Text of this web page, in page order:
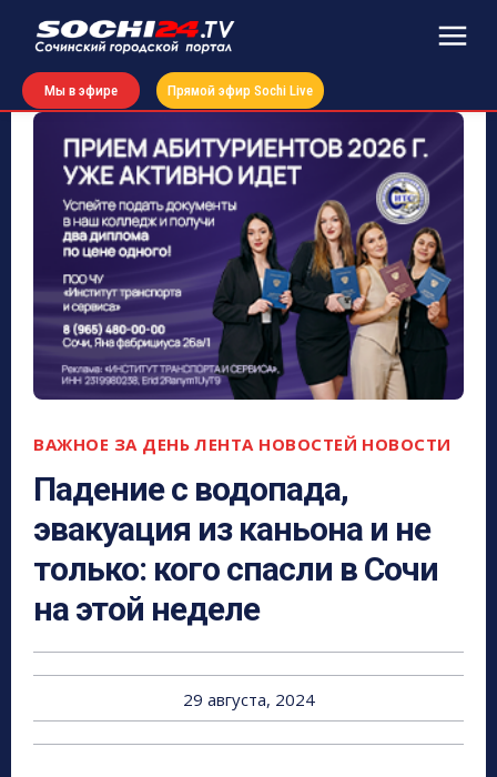
Мы в эфире Прямой эфир Sochi Live
ВАЖНОЕ ЗА ДЕНЬ ЛЕНТА НОВОСТЕЙ НОВОСТИ
Падение с водопада,
эвакуация из каньона и не
только: кого спасли в Сочи
на этой неделе
29 августа, 2024